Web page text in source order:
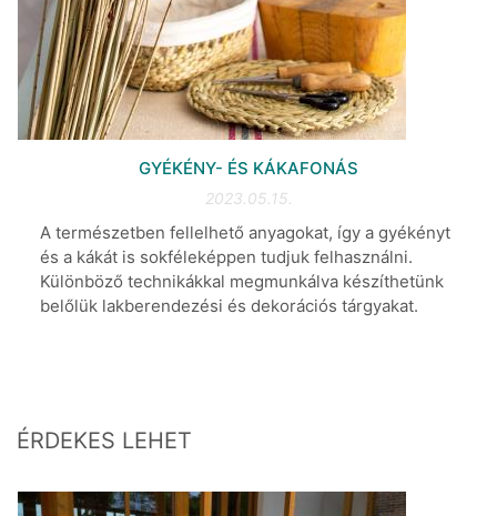
GYÉKÉNY- ÉS KÁKAFONÁS
2023.05.15.
A természetben fellelhető anyagokat, így a gyékényt
és a kákát is sokféleképpen tudjuk felhasználni.
Különböző technikákkal megmunkálva készíthetünk
belőlük lakberendezési és dekorációs tárgyakat.
ÉRDEKES LEHET